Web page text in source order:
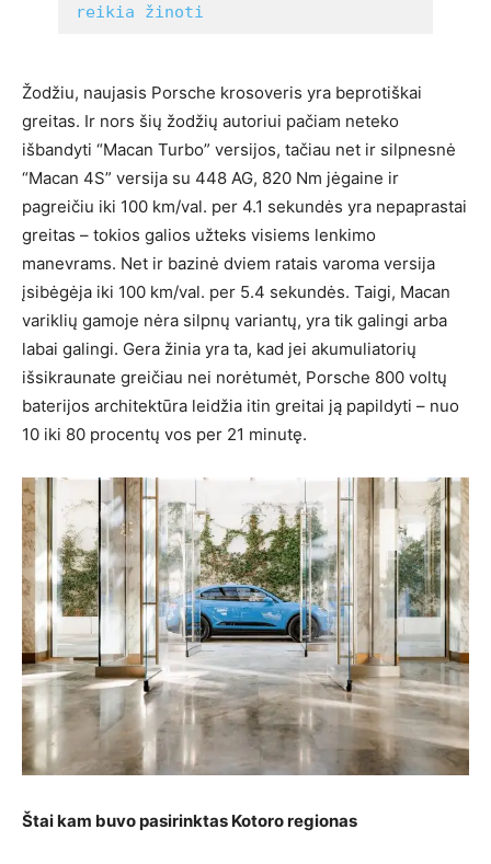
reikia žinoti
Žodžiu, naujasis Porsche krosoveris yra beprotiškai
greitas. Ir nors šių žodžių autoriui pačiam neteko
išbandyti “Macan Turbo” versijos, tačiau net ir silpnesnė
“Macan 4S” versija su 448 AG, 820 Nm jėgaine ir
pagreičiu iki 100 km/val. per 4.1 sekundės yra nepaprastai
greitas – tokios galios užteks visiems lenkimo
manevrams. Net ir bazinė dviem ratais varoma versija
įsibėgėja iki 100 km/val. per 5.4 sekundės. Taigi, Macan
variklių gamoje nėra silpnų variantų, yra tik galingi arba
labai galingi. Gera žinia yra ta, kad jei akumuliatorių
išsikraunate greičiau nei norėtumėt, Porsche 800 voltų
baterijos architektūra leidžia itin greitai ją papildyti – nuo
10 iki 80 procentų vos per 21 minutę.
Štai kam buvo pasirinktas Kotoro regionas